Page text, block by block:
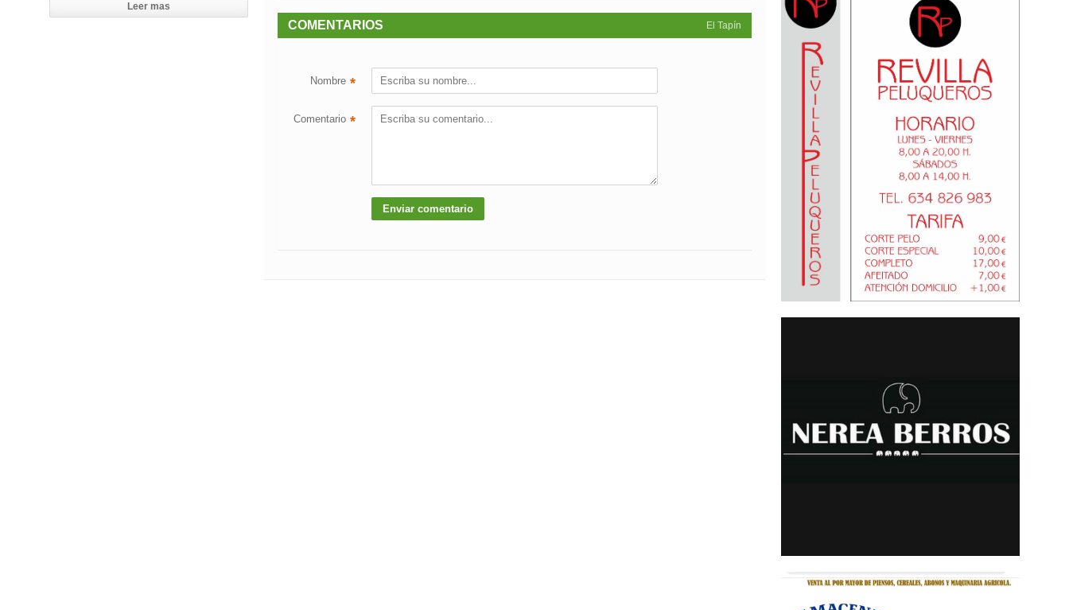
El Tapín
COMENTARIOS
Nombre *
Comentario *
Leer mas